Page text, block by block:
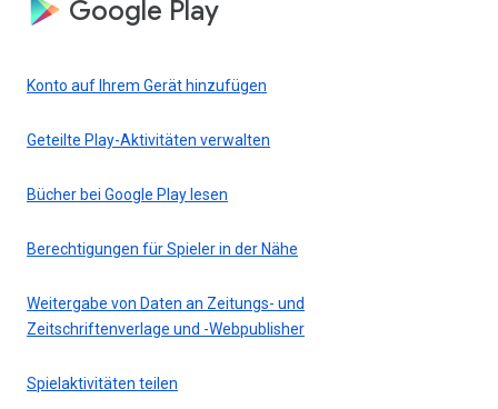
Google Play
Konto auf Ihrem Gerät hinzufügen
Geteilte Play-Aktivitäten verwalten
Bücher bei Google Play lesen
Berechtigungen für Spieler in der Nähe
Weitergabe von Daten an Zeitungs- und
Zeitschriftenverlage und -Webpublisher
Spielaktivitäten teilen